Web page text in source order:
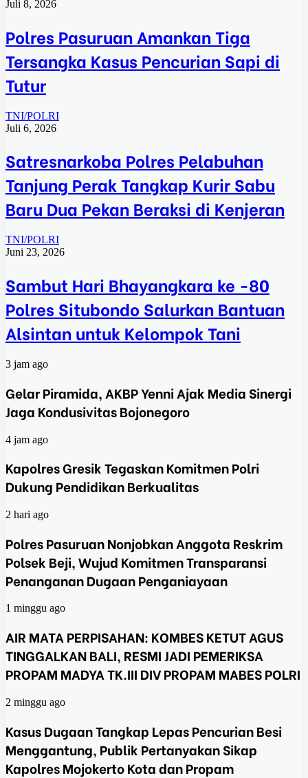
Juli 8, 2026
Polres Pasuruan Amankan Tiga
Tersangka Kasus Pencurian Sapi di
Tutur
TNI/POLRI
Juli 6, 2026
Satresnarkoba Polres Pelabuhan
Tanjung Perak Tangkap Kurir Sabu
Baru Dua Pekan Beraksi di Kenjeran
TNI/POLRI
Juni 23, 2026
Sambut Hari Bhayangkara ke -80
Polres Situbondo Salurkan Bantuan
Alsintan untuk Kelompok Tani
3 jam ago
Gelar Piramida, AKBP Yenni Ajak Media Sinergi
Jaga Kondusivitas Bojonegoro
4 jam ago
Kapolres Gresik Tegaskan Komitmen Polri
Dukung Pendidikan Berkualitas
2 hari ago
Polres Pasuruan Nonjobkan Anggota Reskrim
Polsek Beji, Wujud Komitmen Transparansi
Penanganan Dugaan Penganiayaan
1 minggu ago
AIR MATA PERPISAHAN: KOMBES KETUT AGUS
TINGGALKAN BALI, RESMI JADI PEMERIKSA
PROPAM MADYA TK.III DIV PROPAM MABES POLRI
2 minggu ago
Kasus Dugaan Tangkap Lepas Pencurian Besi
Menggantung, Publik Pertanyakan Sikap
Kapolres Mojokerto Kota dan Propam